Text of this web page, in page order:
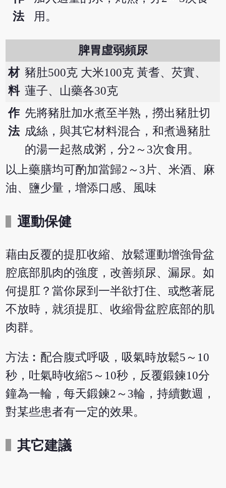
法
用。
脾胃虛弱頻尿
材
料
豬肚500克 大米100克 黃耆、芡實、
蓮子、山藥各30克
作
法
先將豬肚加水煮至半熟，撈出豬肚切
成絲，與其它材料混合，和煮過豬肚
的湯一起熬成粥，分2～3次食用。
以上藥膳均可酌加當歸2～3片、米酒、麻
油、鹽少量，增添口感、風味
運動保健
藉由反覆的提肛收縮、放鬆運動增強骨盆
腔底部肌肉的強度，改善頻尿、漏尿。如
何提肛？當你尿到一半欲打住、或憋著屁
不放時，就須提肛、收縮骨盆腔底部的肌
肉群。
方法︰配合腹式呼吸，吸氣時放鬆5～10
秒，吐氣時收縮5～10秒，反覆鍛鍊10分
鐘為一輪，每天鍛鍊2～3輪，持續數週，
對某些患者有一定的效果。
其它建議